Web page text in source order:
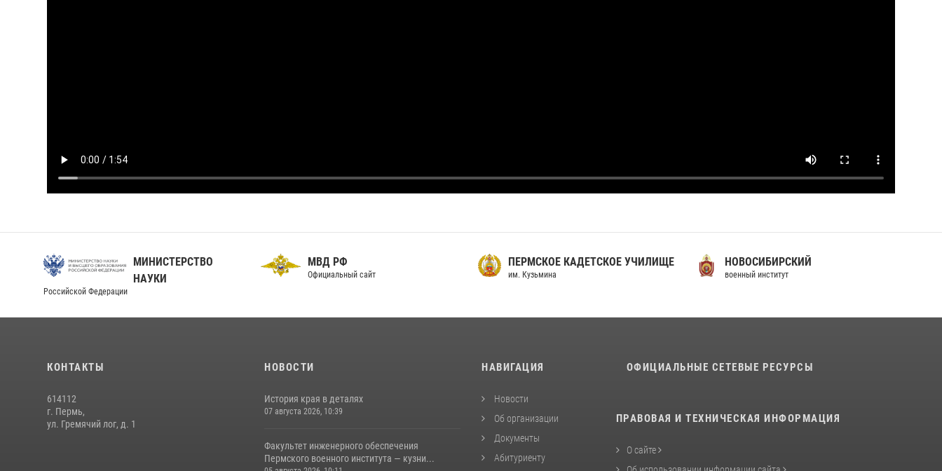
МИНИСТЕРСТВО
НАУКИ
Российской Федерации
МВД РФ
Официальный сайт
ПЕРМСКОЕ КАДЕТСКОЕ УЧИЛИЩЕ
им. Кузьмина
НОВОСИБИРСКИЙ
военный институт
КОНТАКТЫ
614112
г. Пермь,
ул. Гремячий лог, д. 1
НОВОСТИ
История края в деталях
07 августа 2026, 10:39
Факультет инженерного обеспечения
Пермского военного института — кузни...
НАВИГАЦИЯ
Новости
Об организации
Документы
Абитуриенту
ОФИЦИАЛЬНЫЕ СЕТЕВЫЕ РЕСУРСЫ
ПРАВОВАЯ И ТЕХНИЧЕСКАЯ ИНФОРМАЦИЯ
О сайте